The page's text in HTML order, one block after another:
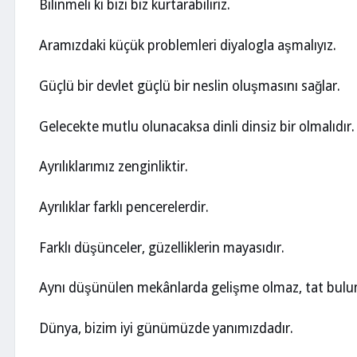
Bilinmeli ki bizi biz kurtarabiliriz.
Aramızdaki küçük problemleri diyalogla aşmalıyız.
Güçlü bir devlet güçlü bir neslin oluşmasını sağlar.
Gelecekte mutlu olunacaksa dinli dinsiz bir olmalıdır.
Ayrılıklarımız zenginliktir.
Ayrılıklar farklı pencerelerdir.
Farklı düşünceler, güzelliklerin mayasıdır.
Aynı düşünülen mekânlarda gelişme olmaz, tat
Dünya, bizim iyi günümüzde yanımızdadır.